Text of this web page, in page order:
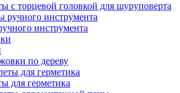
с торцевой головкой для шуруповерта
инструмента
по дереву
для герметика